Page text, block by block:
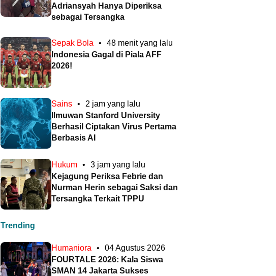
Adriansyah Hanya Diperiksa
sebagai Tersangka
Sepak Bola •
48 menit yang lalu
Indonesia Gagal di Piala AFF
2026!
Sains •
2 jam yang lalu
Ilmuwan Stanford University
Berhasil Ciptakan Virus Pertama
Berbasis AI
Hukum •
3 jam yang lalu
Kejagung Periksa Febrie dan
Nurman Herin sebagai Saksi dan
Tersangka Terkait TPPU
Trending
Humaniora •
04 Agustus 2026
FOURTALE 2026: Kala Siswa
SMAN 14 Jakarta Sukses